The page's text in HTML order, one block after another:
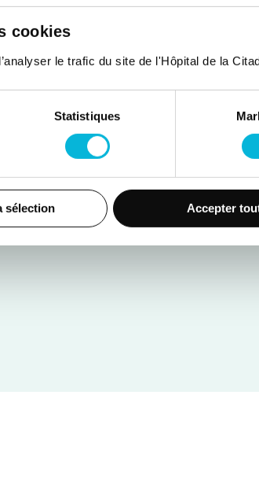
cookies
le trafic du site de l'Hôpital de la
Statistiques
sélection Accepter